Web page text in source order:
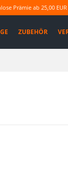
Prämie ab 25,00 EUR
ZUBEHÖR